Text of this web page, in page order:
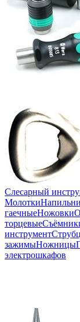
Слесарный
Молотки
гаечныеНожовки
торцевые
инструмент
зажимыНожницы
электрошкафов